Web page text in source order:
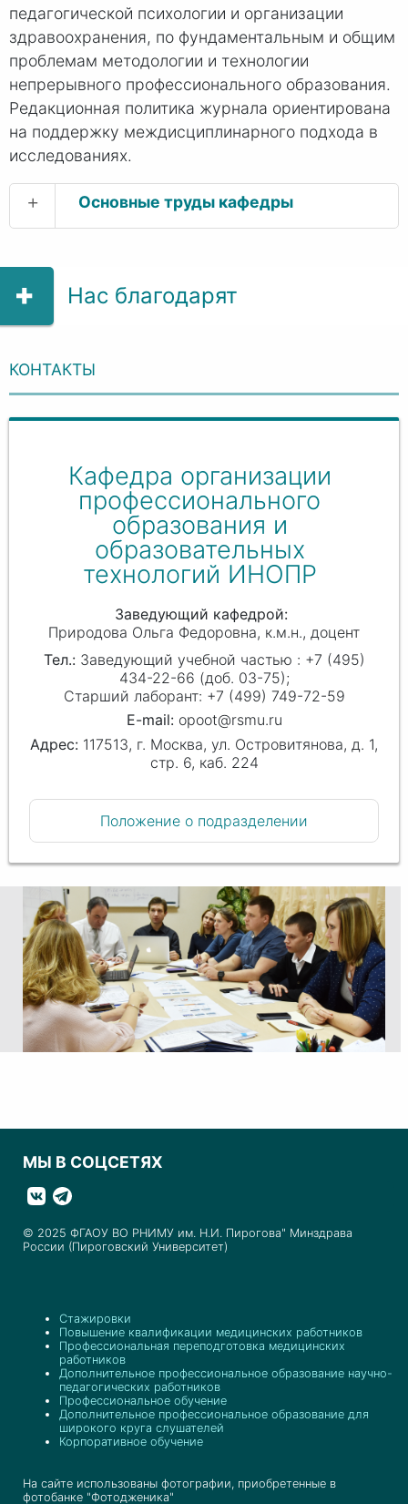
педагогической психологии и организации
здравоохранения, по фундаментальным и общим
проблемам методологии и технологии
непрерывного профессионального образования.
Редакционная политика журнала ориентирована
на поддержку междисциплинарного подхода в
исследованиях.
+ Основные труды кафедры
Нас благодарят
КОНТАКТЫ
Кафедра организации
профессионального
образования и
образовательных
технологий ИНОПР
Заведующий кафедрой
Природова Ольга Федоровна к.м.н., доцент
Заведующий учебной частью : +7 (495)
434-22-66 (доб. 03-75);
Старший лаборант: +7 (499) 749-72-59
opoot@rsmu.ru
117513, г. Москва, ул. Островитянова, д. 1,
стр. 6, каб. 224
Положение о подразделении
МЫ В СОЦСЕТЯХ
© 2025 ФГАОУ ВО РНИМУ им. Н.И. Пирогова" Минздрава
России (Пироговский Университет)
Стажировки
Повышение квалификации медицинских работников
Профессиональная переподготовка медицинских
работников
Дополнительное профессиональное образование научно-
педагогических работников
Профессиональное обучение
Дополнительное профессиональное образование для
широкого круга слушателей
Корпоративное обучение
На сайте использованы фотографии, приобретенные в
фотобанке "Фотодженика"